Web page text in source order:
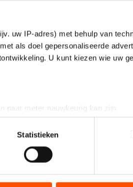
uw IP-adres) met behulp van
als doel gepersonaliseerde
U kunt kiezen wie uw
paar meter nauwkeurig kan zijn
eigenschappen (fingerprinting)
stel uw voorkeuren in het
onze partners voor social media,
Statistieken